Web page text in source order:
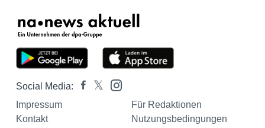
Social Media:
Impressum
Für Redaktionen
Kontakt
Nutzungsbedingungen